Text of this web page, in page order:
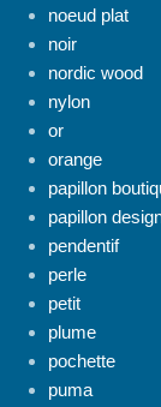
noeud plat
noir
nordic wood
nylon
or
orange
papillon
papillon
pendentif
perle
petit
plume
pochette
puma